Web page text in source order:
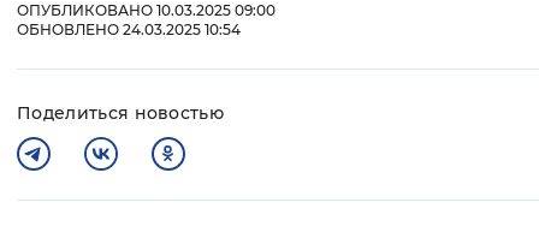
ОПУБЛИКОВАНО 10.03.2025 09:00
ОБНОВЛЕНО 24.03.2025 10:54
Поделиться новостью